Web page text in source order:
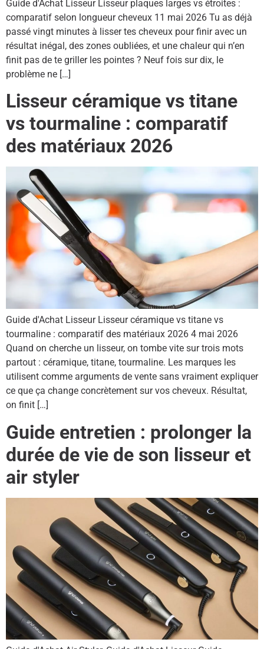
Guide d'Achat Lisseur Lisseur plaques larges vs étroites :
comparatif selon longueur cheveux 11 mai 2026 Tu as déjà
passé vingt minutes à lisser tes cheveux pour finir avec un
résultat inégal, des zones oubliées, et une chaleur qui n’en
finit pas de te griller les pointes ? Neuf fois sur dix, le
problème ne […]
Lisseur céramique vs titane
vs tourmaline : comparatif
des matériaux 2026
Guide d'Achat Lisseur Lisseur céramique vs titane vs
tourmaline : comparatif des matériaux 2026 4 mai 2026
Quand on cherche un lisseur, on tombe vite sur trois mots
partout : céramique, titane, tourmaline. Les marques les
utilisent comme arguments de vente sans vraiment expliquer
ce que ça change concrètement sur vos cheveux. Résultat,
on finit […]
Guide entretien : prolonger la
durée de vie de son lisseur et
air styler